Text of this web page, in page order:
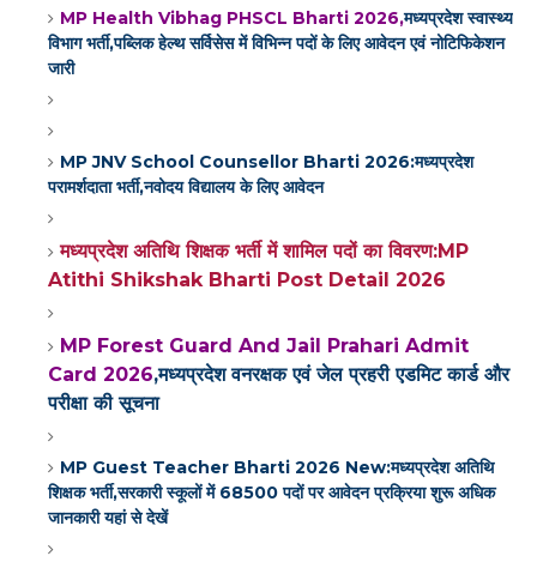
MP Health Vibhag PHSCL Bharti 2026,मध्यप्रदेश स्वास्थ्य
विभाग भर्ती,पब्लिक हेल्थ सर्विसेस में विभिन्न पदों के लिए आवेदन एवं नोटिफिकेशन
जारी
MP JNV School Counsellor Bharti 2026:मध्यप्रदेश
परामर्शदाता भर्ती,नवोदय विद्यालय के लिए आवेदन
मध्यप्रदेश अतिथि शिक्षक भर्ती में शामिल पदों का विवरण:MP
Atithi Shikshak Bharti Post Detail 2026
MP Forest Guard And Jail Prahari Admit
Card 2026,मध्यप्रदेश वनरक्षक एवं जेल प्रहरी एडमिट कार्ड और
परीक्षा की सूचना
MP Guest Teacher Bharti 2026 New:मध्यप्रदेश अतिथि
शिक्षक भर्ती,सरकारी स्कूलों में 68500 पदों पर आवेदन प्रक्रिया शुरू अधिक
जानकारी यहां से देखें